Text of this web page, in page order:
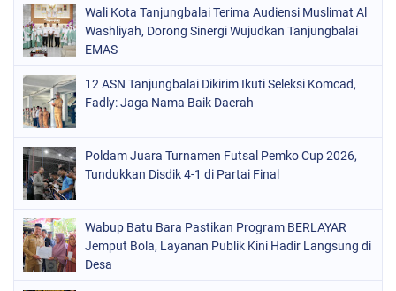
Wali Kota Tanjungbalai Terima Audiensi Muslimat Al
Washliyah, Dorong Sinergi Wujudkan Tanjungbalai
EMAS
12 ASN Tanjungbalai Dikirim Ikuti Seleksi Komcad,
Fadly: Jaga Nama Baik Daerah
Poldam Juara Turnamen Futsal Pemko Cup 2026,
Tundukkan Disdik 4-1 di Partai Final
Wabup Batu Bara Pastikan Program BERLAYAR
Jemput Bola, Layanan Publik Kini Hadir Langsung di
Desa